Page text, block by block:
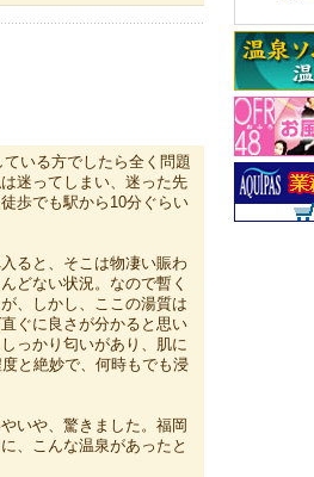
いる方でしたら全く問題
迷ってしまい、迷った先
歩でも駅から10分ぐらい
ると、そこは物凄い賑わ
どない状況。なので暫く
、しかし、ここの湯質は
ぐに良さが分かると思い
っかり匂いがあり、肌に
と絶妙で、何時もでも浸
いや、驚きました。福岡
、こんな温泉があったと